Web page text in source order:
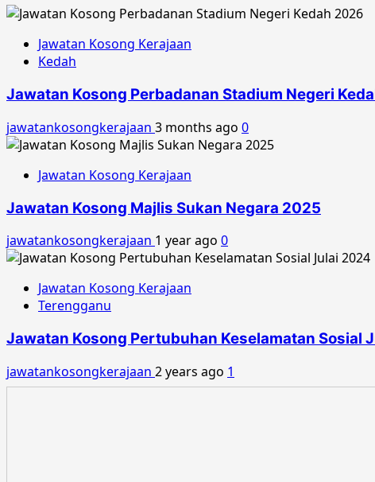
Jawatan Kosong Kerajaan
Kedah
Jawatan Kosong Perbadanan Stadium Negeri
jawatankosongkerajaan 3 months ago 0
Jawatan Kosong Kerajaan
Jawatan Kosong Majlis Sukan Negara 2025
jawatankosongkerajaan 1 year ago 0
Jawatan Kosong Kerajaan
Terengganu
Jawatan Kosong Pertubuhan Keselamatan Sosial
jawatankosongkerajaan 2 years ago 1